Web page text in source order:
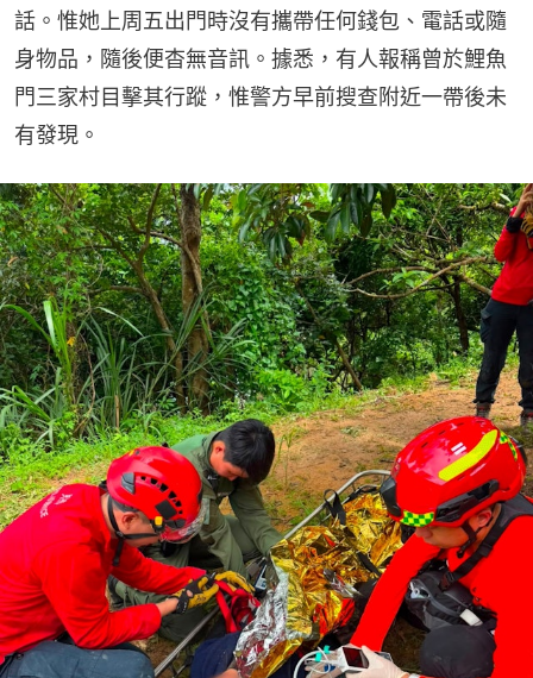
話。惟她上周五出門時沒有攜帶任何錢包、電話或隨
身物品，隨後便杳無音訊。據悉，有人報稱曾於鯉魚
門三家村目擊其行蹤，惟警方早前搜查附近一帶後未
有發現。